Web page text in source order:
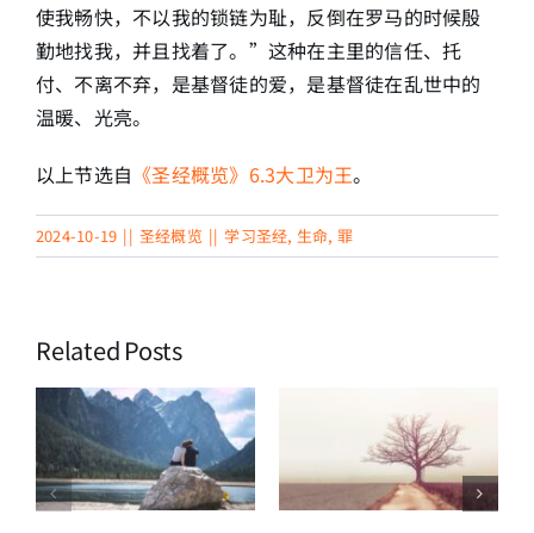
使我畅快，不以我的锁链为耻，反倒在罗马的时候殷
勤地找我，并且找着了。”这种在主里的信任、托
付、不离不弃，是基督徒的爱，是基督徒在乱世中的
温暖、光亮。
以上节选自 《圣经概览》6.3大卫为王。
2024-10-19 || 圣经概览 || 学习圣经, 生命, 罪
Related Posts